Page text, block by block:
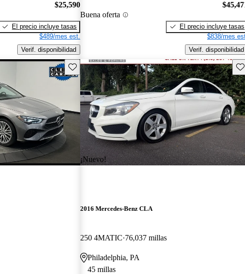
$25,590
El precio incluye tasas
$489/mes est.
Verif. disponibilidad
Buena oferta
El precio incluye tasas
$838/mes
Verif. disponibilidad
Guarda este Aviso
¡Nuevo!
2016 Mercedes-Benz CLA
250 4MATIC 76,037 millas
Philadelphia, PA
45 millas